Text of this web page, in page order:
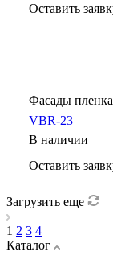
Оставить
Фасады
VBR-23
В наличии
Оставить
Загрузить еще
1 2 3 4
Каталог